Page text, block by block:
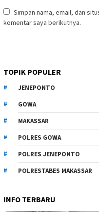
Simpan nama, email, dan
komentar saya berikutnya.
TOPIK POPULER
JENEPONTO
GOWA
MAKASSAR
POLRES GOWA
POLRES JENEPONTO
POLRESTABES MAKASSAR
INFO TERBARU